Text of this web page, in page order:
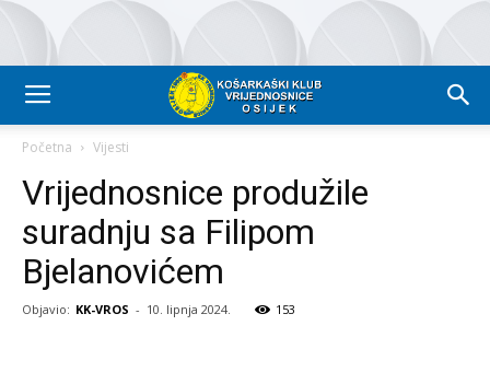
Početna Vijesti
Vrijednosnice produžile
suradnju sa Filipom
Bjelanovićem
Objavio: KK-VROS - 10. lipnja 2024. 153